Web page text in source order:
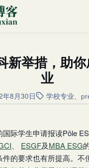
新举措，助
业
年8月30日 学校专业 、
际学生申请报读Pôle
ESGF及MBA ESG
件的要求也有所提高。不